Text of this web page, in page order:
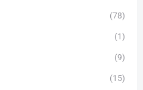
(78)
(1)
(9)
(15)